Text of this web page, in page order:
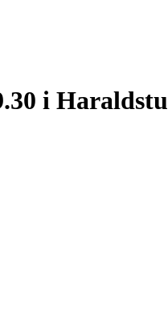
i Haraldstu